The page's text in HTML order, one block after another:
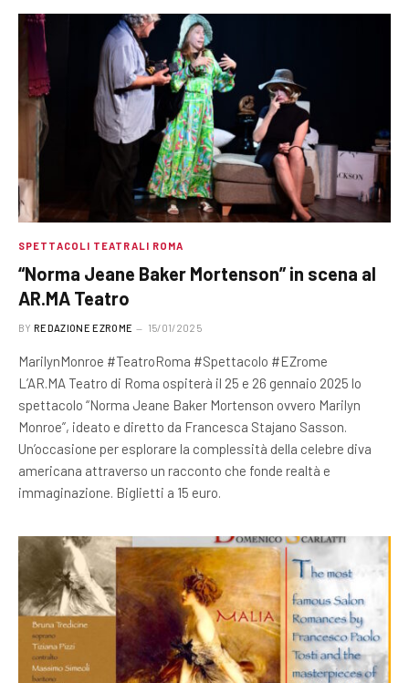
SPETTACOLI TEATRALI ROMA
“Norma Jeane Baker Mortenson” in scena al
AR.MA Teatro
BY REDAZIONE EZROME 15/01/2025
MarilynMonroe #TeatroRoma #Spettacolo #EZrome
L’AR.MA Teatro di Roma ospiterà il 25 e 26 gennaio 2025 lo
spettacolo “Norma Jeane Baker Mortenson ovvero Marilyn
Monroe”, ideato e diretto da Francesca Stajano Sasson.
Un’occasione per esplorare la complessità della celebre diva
americana attraverso un racconto che fonde realtà e
immaginazione. Biglietti a 15 euro.